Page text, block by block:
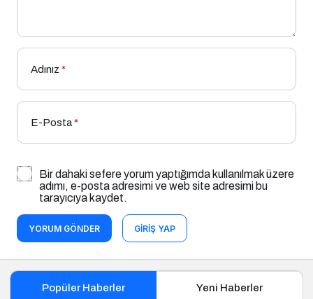
Adınız *
E-Posta*
Bir dahaki sefere yorum yaptığımda kullanılmak üzere
adımı, e-posta adresimi ve web site adresimi bu
tarayıcıya kaydet.
YORUM GÖNDER GIRIŞ YAP
Popüler Haberler Yeni Haberler